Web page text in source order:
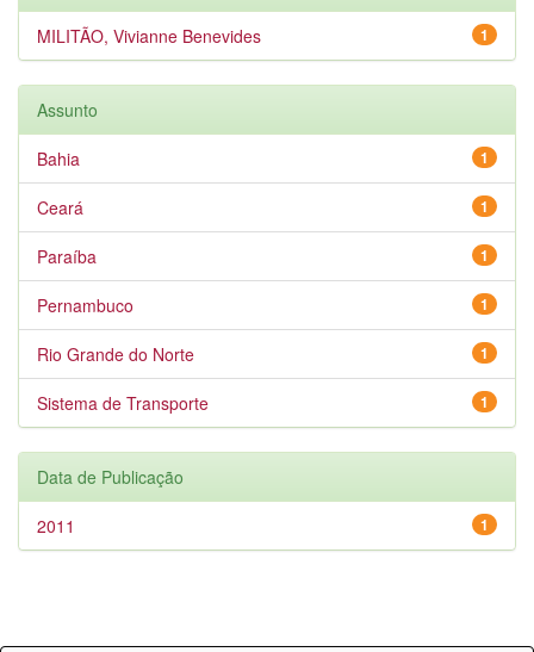
1
MILITÃO, Vivianne Benevides
Assunto
1
Bahia
1
Ceará
1
Paraíba
1
Pernambuco
1
Rio Grande do Norte
1
Sistema de Transporte
Data de Publicação
1
2011